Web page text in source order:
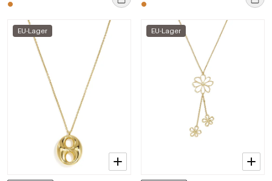
EU-Lager EU-Lager